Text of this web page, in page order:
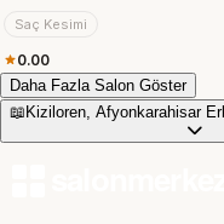
Saç Kesimi
0.00
Daha Fazla Salon Göster
📖 Kiziloren, Afyonkarahisar